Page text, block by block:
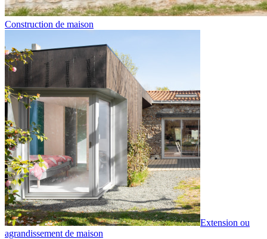
Construction de maison
Extension ou
agrandissement de maison